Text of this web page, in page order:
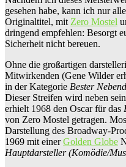
gesehen habe, kann ich nur
Originaltitel, mit Zero Mostel
dringend empfehlen: Besorgt
Sicherheit nicht bereuen.
Ohne die großartigen
Mitwirkenden (Gene Wilder
in der Kategorie Bester
Dieser Streifen wird neben
erhielt 1968 den Oscar für das
von Zero Mostel getragen.
Darstellung des Broadway-
1969 mit einerGolden Globe
Hauptdarsteller (Komödie/